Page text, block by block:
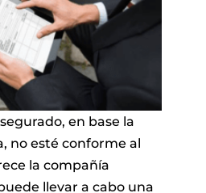
en base la
no esté conforme al
la compañía
llevar a cabo una